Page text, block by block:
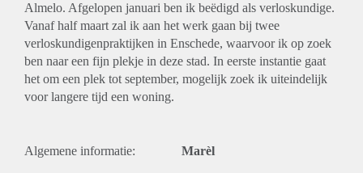
Almelo. Afgelopen januari ben ik beëdigd als verloskundige.
Vanaf half maart zal ik aan het werk gaan bij twee
verloskundigenpraktijken in Enschede, waarvoor ik op zoek
ben naar een fijn plekje in deze stad. In eerste instantie gaat
het om een plek tot september, mogelijk zoek ik uiteindelijk
voor langere tijd een woning.
Algemene informatie: Marèl